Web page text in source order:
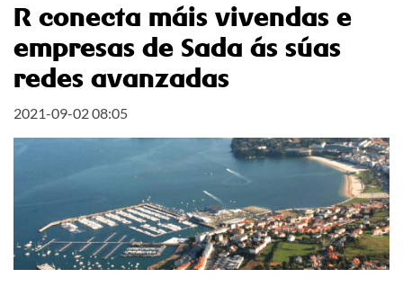
R conecta máis vivendas e
empresas de Sada ás súas
redes avanzadas
2021-09-02 08:05